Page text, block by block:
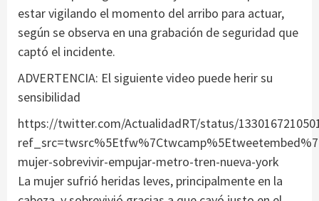
estar vigilando el momento del arribo para actuar,
según se observa en una grabación de seguridad que
captó el incidente.
ADVERTENCIA: El siguiente video puede herir su
sensibilidad
https://twitter.com/ActualidadRT/status/
mujer-sobrevivir-empujar-metro-tren-nueva-york
La mujer sufrió heridas leves, principalmente en la